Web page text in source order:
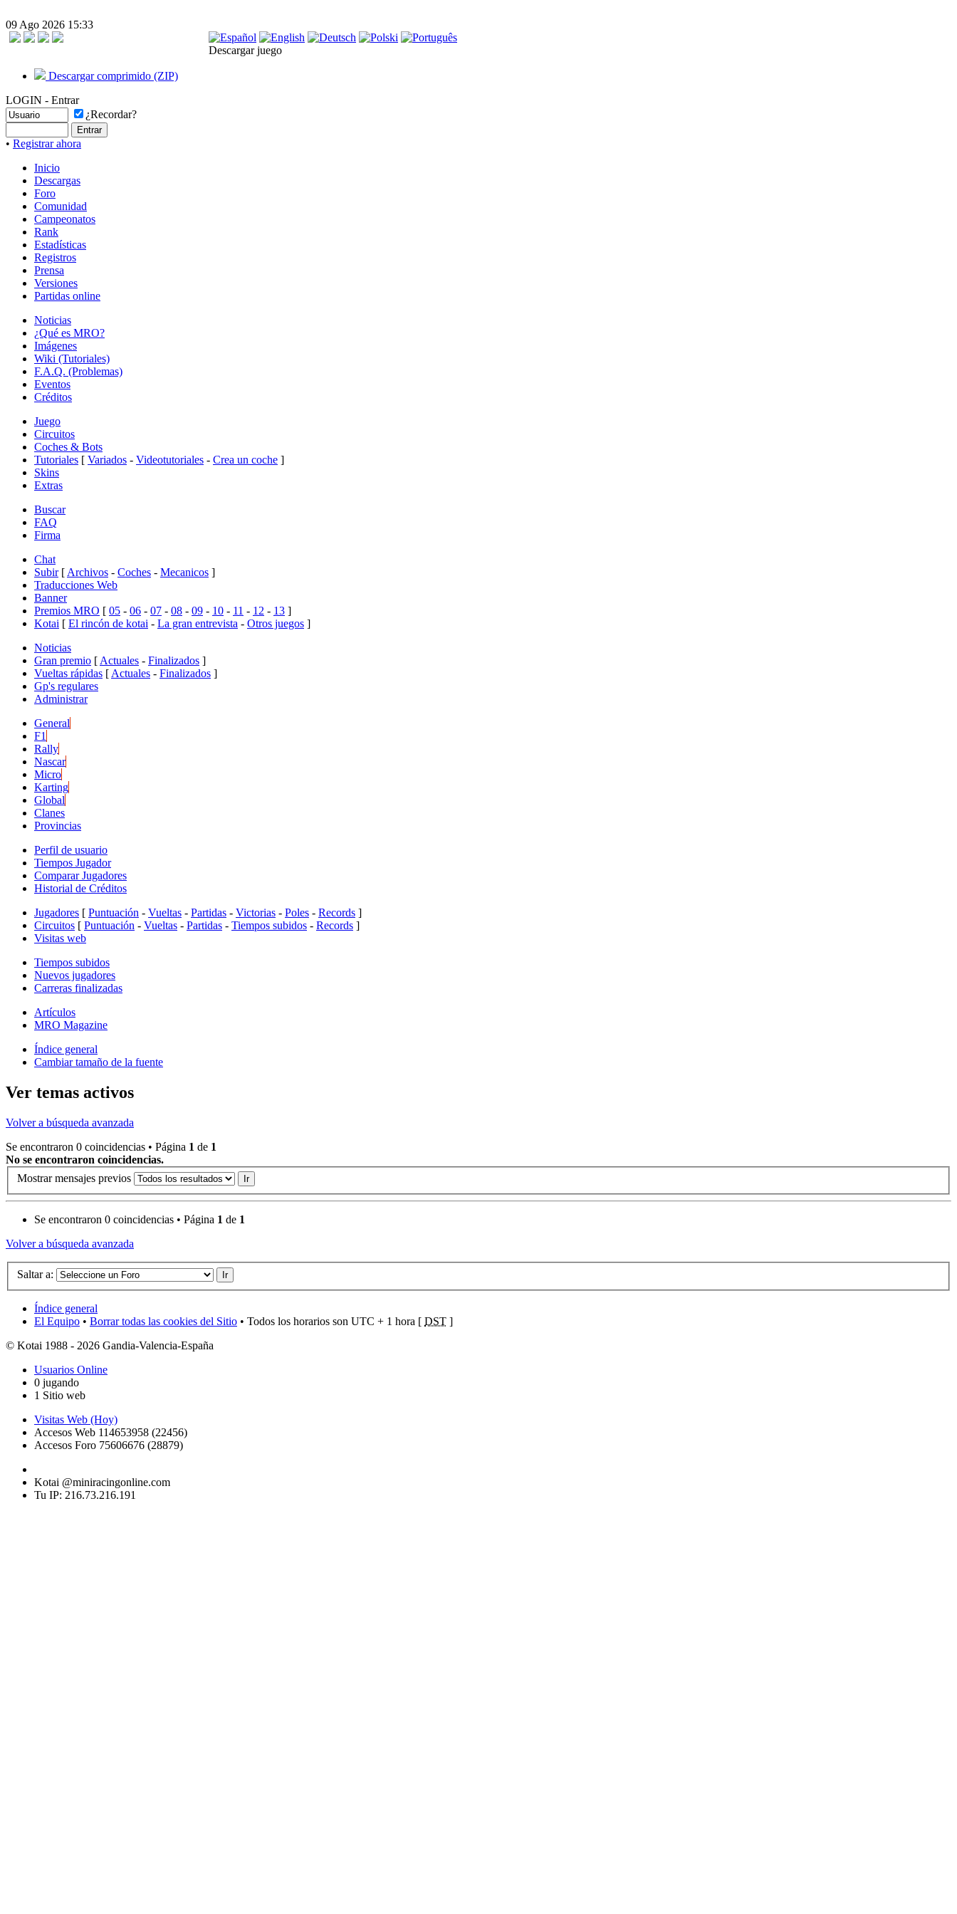
09 Ago 2026 15:33
Descargar juego
Descargar comprimido (ZIP)
LOGIN - Entrar
¿Recordar?
• Registrar ahora
Inicio
Descargas
Foro
Comunidad
Campeonatos
Rank
Estadísticas
Registros
Prensa
Versiones
Partidas online
Noticias
¿Qué es MRO?
Imágenes
Wiki (Tutoriales)
F.A.Q. (Problemas)
Eventos
Créditos
Juego
Circuitos
Coches & Bots
Tutoriales [ Variados - Videotutoriales - Crea un coche ]
Skins
Extras
Buscar
FAQ
Firma
Chat
Subir [ Archivos - Coches - Mecanicos ]
Traducciones Web
Banner
Premios MRO [ 05 - 06 - 07 - 08 - 09 - 10 - 11 - 12 - 13 ]
Kotai [ El rincón de kotai - La gran entrevista - Otros juegos ]
Noticias
Gran premio [ Actuales - Finalizados ]
Vueltas rápidas [ Actuales - Finalizados ]
Gp's regulares
Administrar
General
F1
Rally
Nascar
Micro
Karting
Global
Clanes
Provincias
Perfil de usuario
Tiempos Jugador
Comparar Jugadores
Historial de Créditos
Jugadores [ Puntuación - Vueltas - Partidas - Victorias - Poles - Records ]
Circuitos [ Puntuación - Vueltas - Partidas - Tiempos subidos - Records ]
Visitas web
Tiempos subidos
Nuevos jugadores
Carreras finalizadas
Artículos
MRO Magazine
Índice general
Cambiar tamaño de la fuente
Ver temas activos
Volver a búsqueda avanzada
Se encontraron 0 coincidencias • Página 1 de 1
No se encontraron coincidencias.
Mostrar mensajes previos
Se encontraron 0 coincidencias • Página 1 de 1
Volver a búsqueda avanzada
Saltar a:
Índice general
El Equipo • Borrar todas las cookies del Sitio • Todos los horarios son UTC + 1 hora [ DST ]
© Kotai 1988 - 2026 Gandia-Valencia-España
Usuarios Online
0 jugando
1 Sitio web
Visitas Web (Hoy)
Accesos Web 114653958 (22456)
Accesos Foro 75606676 (28879)
Kotai @miniracingonline.com
Tu IP: 216.73.216.191